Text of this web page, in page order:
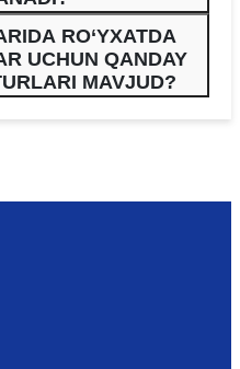
RO‘YXATDA
UCHUN QANDAY
MAVJUD?